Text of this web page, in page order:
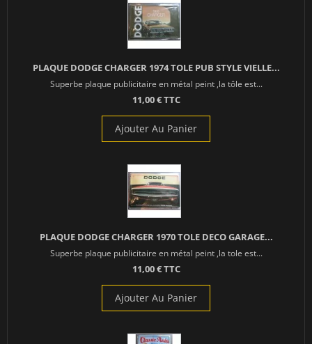
PLAQUE DODGE CHARGER 1974 TOLE PUB STYLE VIELLE...
Superbe plaque publicitaire en métal peint ,la tôle est...
11,00 € TTC
Ajouter Au Panier
PLAQUE DODGE CHARGER 1970 TOLE DECO GARAGE...
Superbe plaque publicitaire en métal peint ,la tole est...
11,00 € TTC
Ajouter Au Panier